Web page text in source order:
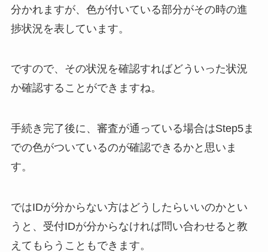
分かれますが、色が付いている部分がその時の進
捗状況を表しています。
ですので、その状況を確認すればどういった状況
か確認することができますね。
手続き完了後に、審査が通っている場合はStep5ま
での色がついているのが確認できるかと思いま
す。
ではIDが分からない方はどうしたらいいのかとい
うと、受付IDが分からなければ問い合わせると教
えてもらうこともできます。